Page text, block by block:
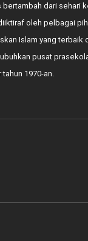
dari sehari
oleh pelbagai
Islam yang terbaik
pusat
1970-an.